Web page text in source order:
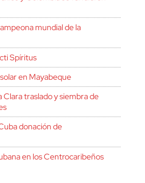
mundial de la
Spíritus
en Mayabeque
traslado y siembra de
donación de
en los Centrocaribeños